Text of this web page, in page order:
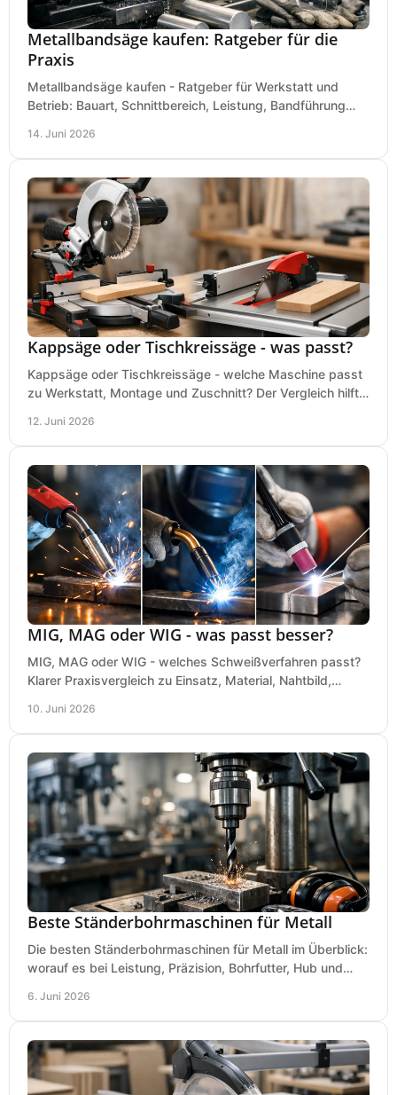
Metallbandsäge kaufen: Ratgeber für die
Praxis
Metallbandsäge kaufen - Ratgeber für Werkstatt und
Betrieb: Bauart, Schnittbereich, Leistung, Bandführung
14. Juni 2026
Kappsäge oder Tischkreissäge - was passt?
Kappsäge oder Tischkreissäge - welche Maschine passt
zu Werkstatt, Montage und Zuschnitt? Der Vergleich hilft
12. Juni 2026
MIG, MAG oder WIG - was passt besser?
MIG, MAG oder WIG - welches Schweißverfahren passt?
Klarer Praxisvergleich zu Einsatz, Material, Nahtbild,
10. Juni 2026
Beste Ständerbohrmaschinen für Metall
Die besten Ständerbohrmaschinen für Metall im Überblick:
worauf es bei Leistung, Präzision, Bohrfutter, Hub und
6. Juni 2026